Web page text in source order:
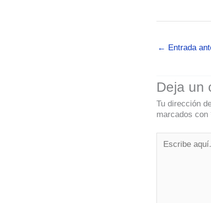
← Entrada
Deja un
Tu dirección
marcados con
aquí...